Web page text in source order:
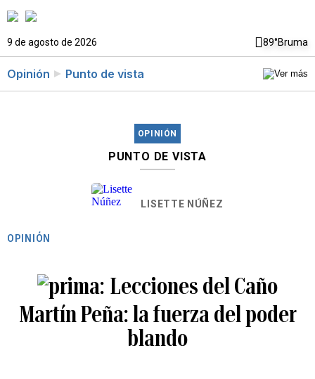
9 de agosto de 2026 89°Bruma
Opinión Punto de vista
OPINIÓN
PUNTO DE VISTA
LISETTE NÚÑEZ
OPINIÓN
Lecciones del Caño
Martín Peña: la fuerza del poder
blando